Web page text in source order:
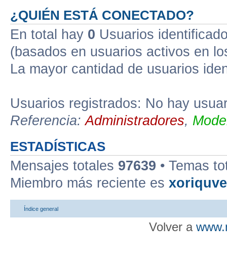
¿QUIÉN ESTÁ CONECTADO?
En total hay 0 Usuarios
(basados en usuarios activos en
La mayor cantidad de usuarios
Usuarios registrados: No hay
Referencia:Administradores,
ESTADÍSTICAS
Mensajes totales 97639 • Temas
Miembro más reciente es
Índice general
Volver a